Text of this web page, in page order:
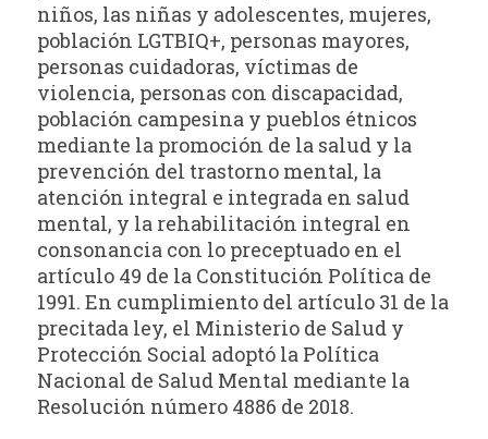
niños, las niñas y adolescentes, mujeres,
población LGTBIQ+, personas mayores,
personas cuidadoras, víctimas de
violencia, personas con discapacidad,
población campesina y pueblos étnicos
mediante la promoción de la salud y la
prevención del trastorno mental, la
atención integral e integrada en salud
mental, y la rehabilitación integral en
consonancia con lo preceptuado en el
artículo 49 de la Constitución Política de
1991. En cumplimiento del artículo 31 de la
precitada ley, el Ministerio de Salud y
Protección Social adoptó la Política
Nacional de Salud Mental mediante la
Resolución número 4886 de 2018.